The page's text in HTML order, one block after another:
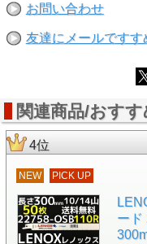
お問い合わせ
友達にメールですす
関連商品/おす
4位
NEW PICK UP
ード